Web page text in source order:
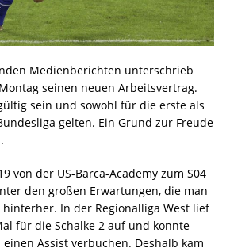
Medienberichten unterschrieb
seinen neuen Arbeitsvertrag.
sein und sowohl für die erste als
gelten. Ein Grund zur Freude
von der US-Barca-Academy zum S04
den großen Erwartungen, die man
In der Regionalliga West lief
für die Schalke 2 auf und konnte
Assist verbuchen. Deshalb kam